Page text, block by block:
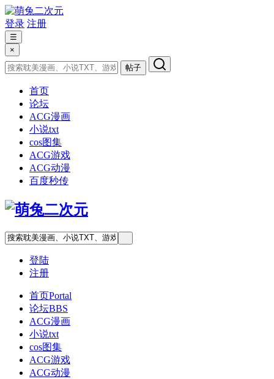
登录 注册
☰
×
帖子
首页
论坛
ACG漫画
小说txt
cos图集
ACG游戏
ACG动漫
百度秒传
登陆
注册
首页Portal
论坛BBS
ACG漫画
小说txt
cos图集
ACG游戏
ACG动漫